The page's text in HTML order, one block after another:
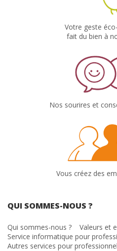
Votre geste
fait du bien à
Nos sourires et
Vous créez des
QUI SOMMES-NOUS ?
Qui sommes-nous ?
Valeurs et
Service informatique pour
Autres services pour